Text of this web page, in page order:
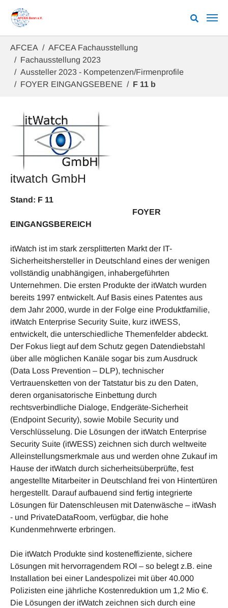
AFCEA
AFCEA Fachausstellung
Fachausstellung 2023
Aussteller 2023 - Kompetenzen/Firmenprofile
FOYER EINGANGSEBENE
F 11 b
itwatch GmbH
Stand: F 11
FOYER
EINGANGSBEREICH
itWatch ist im stark zersplitterten Markt der IT-
Sicherheitshersteller in Deutschland eines der wenigen
vollständig unabhängigen, inhabergeführten
Unternehmen. Die ersten Produkte der itWatch wurden
bereits 1997 entwickelt. Auf Basis eines Patentes aus
dem Jahr 2000, wurde in der Folge eine Produktfamilie,
itWatch Enterprise Security Suite, kurz itWESS,
entwickelt, die unterschiedliche Themenfelder abdeckt.
Der Fokus liegt auf dem Schutz gegen Datendiebstahl
über alle möglichen Kanäle sogar bis zum Ausdruck
(Data Loss Prevention – DLP), technischer
Vertrauensketten von der Tatstatur bis zu den Daten,
deren organisatorische Einbettung durch
rechtsverbindliche Dialoge, Endgeräte-Sicherheit
(Endpoint Security), sowie Mobile Security und
Verschlüsselung. Die Lösungen der itWatch Enterprise
Security Suite (itWESS) zeichnen sich durch weltweite
Alleinstellungsmerkmale aus und werden ohne Zukauf im
Hause der itWatch durch sicherheitsüberprüfte, fest
angestellte Mitarbeiter in Deutschland frei von Hintertüren
hergestellt. Darauf aufbauend sind fertig integrierte
Lösungen für Datenschleusen mit Datenwäsche – itWash
- und PrivateDataRoom, verfügbar, die hohe
Kundenmehrwerte erbringen.
Die itWatch Produkte sind kosteneffiziente, sichere
Lösungen mit hervorragendem ROI – so belegt z.B. eine
Installation bei einer Landespolizei mit über 40.000
Polizisten eine jährliche Kostenreduktion um 1,2 Mio €.
Die Lösungen der itWatch zeichnen sich durch eine